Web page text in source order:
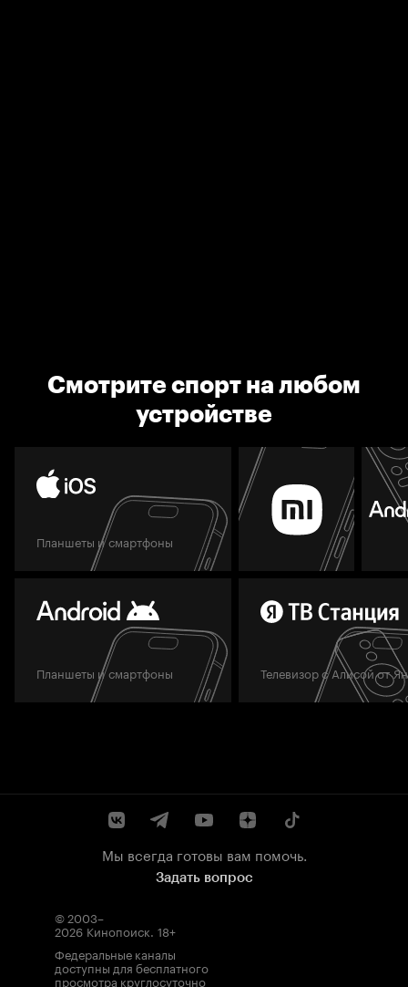
Смотрите спорт на любом
устройстве
Планшеты и смартфоны
Планшеты и смартфоны Телевизор с Алисой от
Мы всегда готовы вам помочь.
Задать вопрос
© 2003–
2026 Кинопоиск. 18+
Федеральные каналы
доступны для бесплатного
просмотра круглосуточно